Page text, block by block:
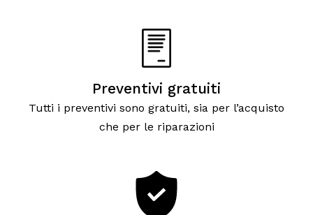
Preventivi gratuiti
Tutti i preventivi sono gratuiti, sia per l’acquisto
che per le riparazioni